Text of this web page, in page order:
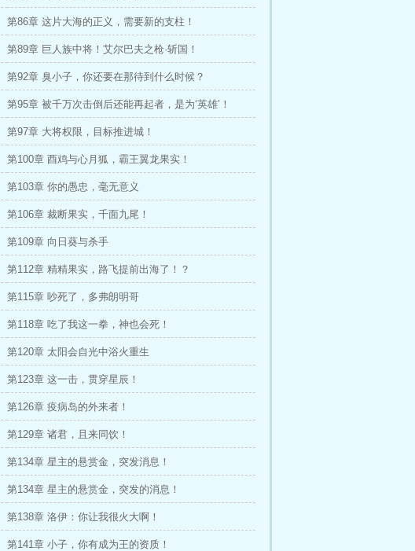
第86章 这片大海的正义，需要新的支柱！
第89章 巨人族中将！艾尔巴夫之枪·斩国！
第92章 臭小子，你还要在那待到什么时候？
第95章 被千万次击倒后还能再起者，是为‘英雄’！
第97章 大将权限，目标推进城！
第100章 酉鸡与心月狐，霸王翼龙果实！
第103章 你的愚忠，毫无意义
第106章 裁断果实，千面九尾！
第109章 向日葵与杀手
第112章 精精果实，路飞提前出海了！？
第115章 吵死了，多弗朗明哥
第118章 吃了我这一拳，神也会死！
第120章 太阳会自光中浴火重生
第123章 这一击，贯穿星辰！
第126章 疫病岛的外来者！
第129章 诸君，且来同饮！
第134章 星主的悬赏金，突发消息！
第134章 星主的悬赏金，突发的消息！
第138章 洛伊：你让我很火大啊！
第141章 小子，你有成为王的资质！